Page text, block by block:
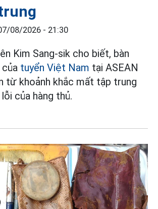
08/2026 - 21:30
Kim Sang-sik cho biết, bàn
tuyển Việt Nam tại ASEAN
từ khoảnh khắc mất tập trung
của hàng thủ.